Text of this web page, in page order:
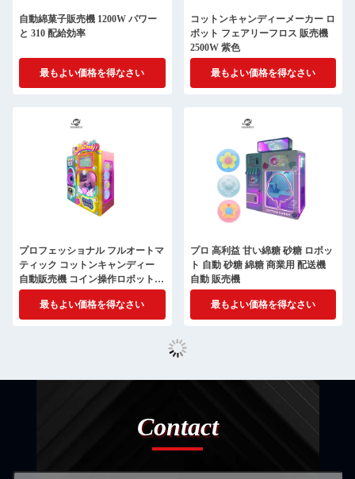
自動綿菓子販売機 1200W パワー
と 310 配給効率
最もよい価格を得なさい
コットンキャンディーメーカー ロ
ボット フェアリーフロス 販売機
2500W 紫色
最もよい価格を得なさい
プロフェッショナル フルオートマ
ティック コットンキャンディー
自動販売機 コイン操作ロボット
コットンキャンディー レシピを含
む電気最もよい価格を得なさい
プロ 高利益 甘い綿糖 砂糖 ロボッ
ト 自動 砂糖 綿糖 商業用 配送機
自動 販売機
最もよい価格を得なさい
Contact